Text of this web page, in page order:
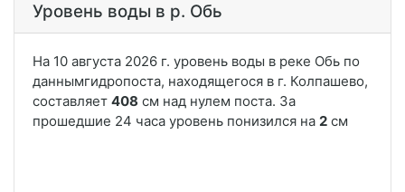
Уровень воды в р. Обь